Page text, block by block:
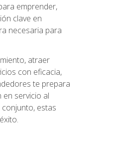
emprender,
clave en
necesaria para
atraer
con eficacia,
te prepara
servicio al
estas